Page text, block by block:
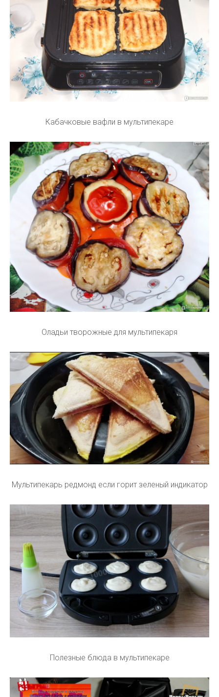
Кабачковые вафли в мультипекаре
Оладьи творожные для мультипекаря
Мультипекарь редмонд если горит зеленый индикатор
Полезные блюда в мультипекаре